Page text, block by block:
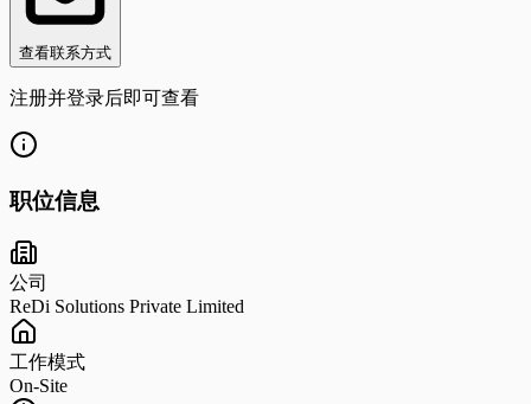
查看联系方式
注册并登录后即可查看
职位信息
公司
ReDi Solutions Private Limited
工作模式
On-Site